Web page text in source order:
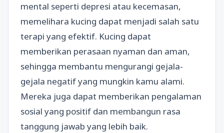
mental seperti depresi atau kecemasan,
memelihara kucing dapat menjadi salah satu
terapi yang efektif. Kucing dapat
memberikan perasaan nyaman dan aman,
sehingga membantu mengurangi gejala-
gejala negatif yang mungkin kamu alami.
Mereka juga dapat memberikan pengalaman
sosial yang positif dan membangun rasa
tanggung jawab yang lebih baik.